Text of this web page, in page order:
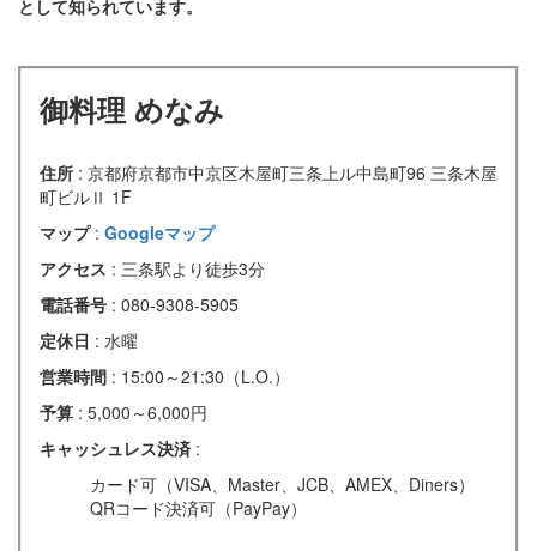
として知られています。
御料理 めなみ
住所 : 京都府京都市中京区木屋町三条上ル中島町96 三条木屋
町ビルⅡ 1F
マップ : Googleマップ
アクセス : 三条駅より徒歩3分
電話番号 : 080-9308-5905
定休日 : 水曜
営業時間 : 15:00～21:30（L.O.）
予算 : 5,000～6,000円
キャッシュレス決済 :
カード可（VISA、Master、JCB、AMEX、Diners）
QRコード決済可（PayPay）